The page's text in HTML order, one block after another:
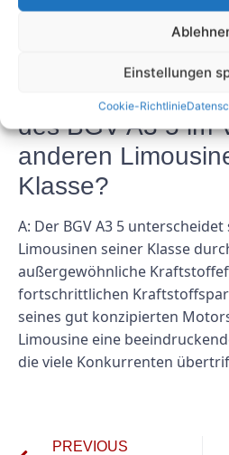
Einstellungen
Cookie-Richtlinie
Fahrerlebnis gewährleisten.
Traktionskontrolle – bei
F: Wie ist die
des BGV A3 5 im
anderen
Klasse?
A: Der BGV A3 5
Limousinen seiner Klasse
außergewöhnliche
fortschrittlichen
seines gut konzipierten
Limousine eine
die viele Konkurrenten
PREVIOUS